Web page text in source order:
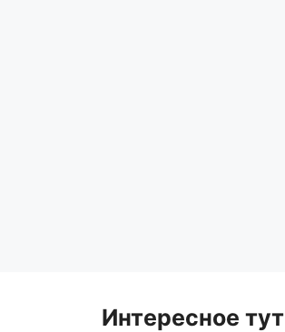
Интересное тут